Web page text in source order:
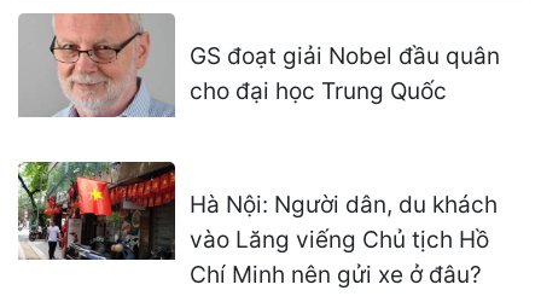
GS đoạt giải Nobel đầu quân
cho đại học Trung Quốc
Hà Nội: Người dân, du khách
vào Lăng viếng Chủ tịch Hồ
Chí Minh nên gửi xe ở đâu?